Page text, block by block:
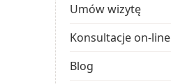
Umów wizytę
Konsultacje on-line
Blog